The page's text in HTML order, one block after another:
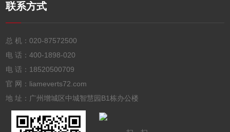
联系方式
总 机：020-87572500
电 话：400-1898-020
电 话： 18520500709
官 网：liameverts72.com
地 址：广州增城区中城智慧园B1栋办公楼